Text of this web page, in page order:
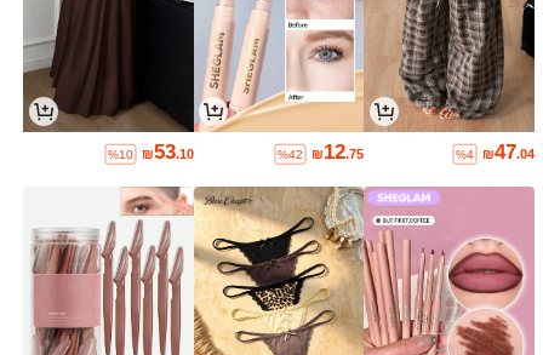
₪47.04
%4
₪12.75
%42
₪53.10
%10